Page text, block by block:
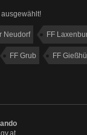
Neudorf FF
FF Grub FF